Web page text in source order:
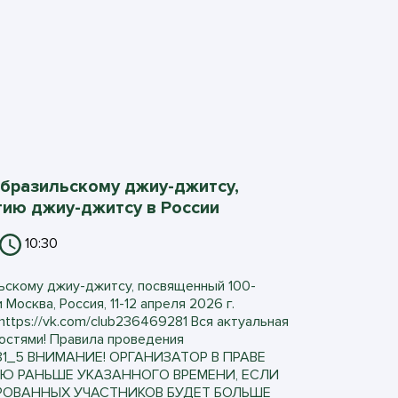
джиу-джитсу,
джиу-джитсу в России
10:30
джиу-джитсу, посвященный 100-
Россия, 11-12 апреля 2026 г.
vk.com/club236469281 Вся актуальная
Правила проведения
ВНИМАНИЕ! ОРГАНИЗАТОР В ПРАВЕ
РАНЬШЕ УКАЗАННОГО ВРЕМЕНИ, ЕСЛИ
УЧАСТНИКОВ БУДЕТ БОЛЬШЕ